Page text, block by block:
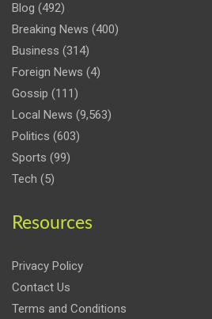
Blog (492)
Breaking News (400)
Business (314)
Foreign News (4)
Gossip (111)
Local News (9,563)
Politics (603)
Sports (99)
Tech (5)
Resources
Privacy Policy
Contact Us
Terms and Conditions